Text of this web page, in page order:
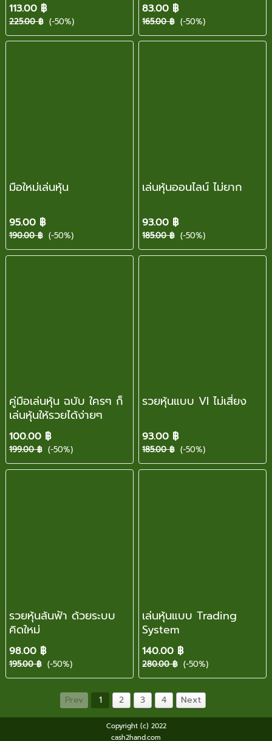
113.00 ฿
225.00 ฿ (-50%)
83.00 ฿
165.00 ฿ (-50%)
มือใหม่เล่นหุ้น
95.00 ฿
190.00 ฿ (-50%)
เล่นหุ้นออนไลน์ ไม่ยาก
93.00 ฿
185.00 ฿ (-50%)
คู่มือเล่นหุ้น ฉบับ ใครๆ ก็
เล่นหุ้นให้รวยได้ง่ายๆ
100.00 ฿
199.00 ฿ (-50%)
รวยหุ้นแบบ VI ไม่เสี่ยง
93.00 ฿
185.00 ฿ (-50%)
รวยหุ้นล้นฟ้า ด้วยระบบ
คิดใหม่
98.00 ฿
195.00 ฿ (-50%)
เล่นหุ้นแบบ Trading
System
140.00 ฿
280.00 ฿ (-50%)
Prev 1 2 3 4 Next
Copyright (c) 2022
cash2hand.com